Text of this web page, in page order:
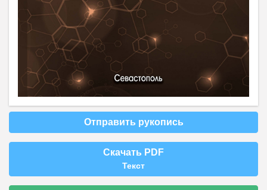
Отправить рукопись
Скачать PDF
Текст